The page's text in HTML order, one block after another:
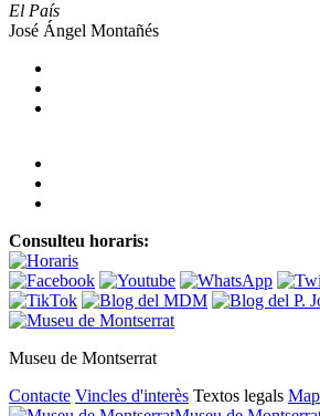
El País
José Ángel Montañés
Consulteu horaris:
Museu de Montserrat
Contacte Vincles d'interès Textos legals